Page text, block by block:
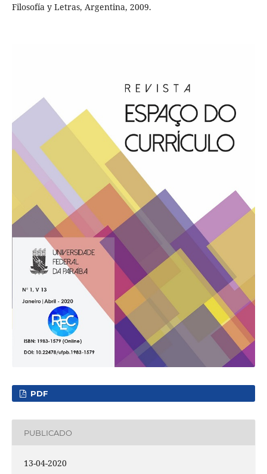
Filosofía y Letras, Argentina, 2009.
PDF
PUBLICADO
13-04-2020